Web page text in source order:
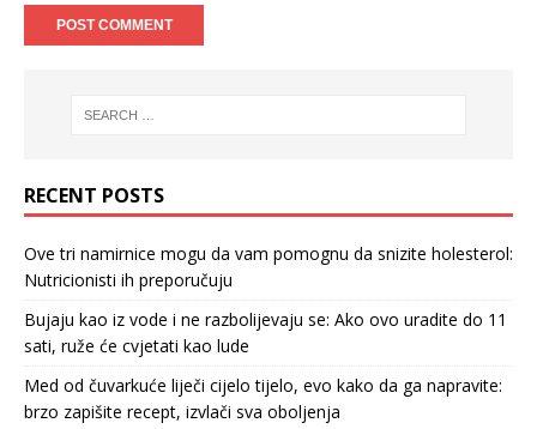
RECENT POSTS
Ove tri namirnice mogu da vam pomognu da snizite holesterol:
Nutricionisti ih preporučuju
Bujaju kao iz vode i ne razbolijevaju se: Ako ovo uradite do 11
sati, ruže će cvjetati kao lude
Med od čuvarkuće liječi cijelo tijelo, evo kako da ga napravite:
brzo zapišite recept, izvlači sva oboljenja